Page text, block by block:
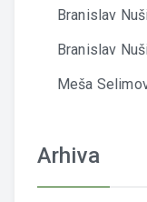
Branislav
Branislav
Meša
Arhiva